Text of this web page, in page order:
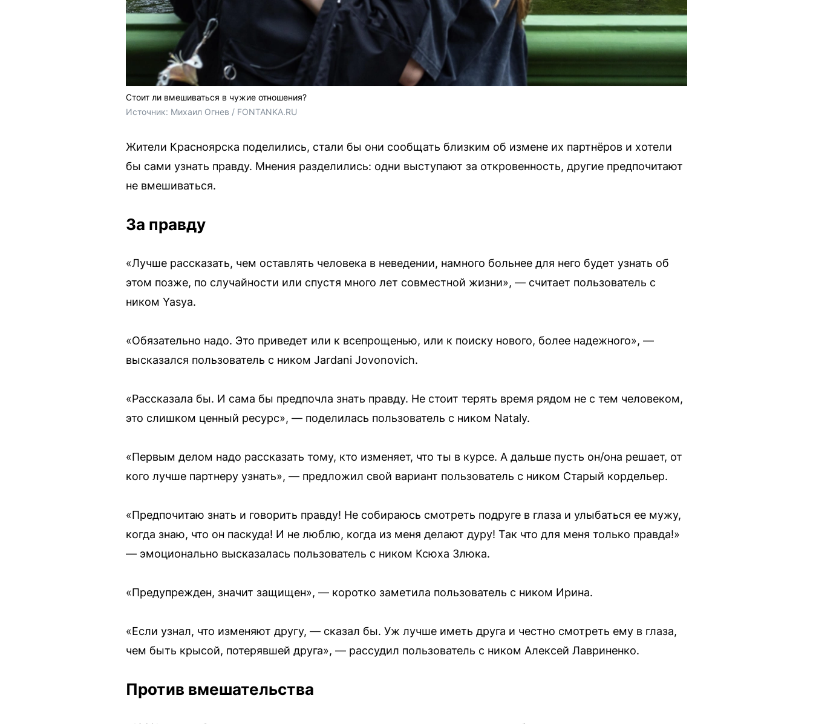
Стоит ли вмешиваться в чужие отношения?
Источник: Михаил Огнев / FONTANKA.RU
Жители Красноярска поделились, стали бы они сообщать близким об измене их партнёров и хотели
бы сами узнать правду. Мнения разделились: одни выступают за откровенность, другие предпочитают
не вмешиваться.
За правду
«Лучше рассказать, чем оставлять человека в неведении, намного больнее для него будет узнать об
этом позже, по случайности или спустя много лет совместной жизни», — считает пользователь с
ником Yasya.
«Обязательно надо. Это приведет или к всепрощенью, или к поиску нового, более надежного», —
высказался пользователь с ником Jardani Jovonovich.
«Рассказала бы. И сама бы предпочла знать правду. Не стоит терять время рядом не с тем человеком,
это слишком ценный ресурс», — поделилась пользователь с ником Nataly.
«Первым делом надо рассказать тому, кто изменяет, что ты в курсе. А дальше пусть он/она решает, от
кого лучше партнеру узнать», — предложил свой вариант пользователь с ником Старый кордельер.
«Предпочитаю знать и говорить правду! Не собираюсь смотреть подруге в глаза и улыбаться ее мужу,
когда знаю, что он паскуда! И не люблю, когда из меня делают дуру! Так что для меня только правда!»
— эмоционально высказалась пользователь с ником Ксюха Злюка.
«Предупрежден, значит защищен», — коротко заметила пользователь с ником Ирина.
«Если узнал, что изменяют другу, — сказал бы. Уж лучше иметь друга и честно смотреть ему в глаза,
чем быть крысой, потерявшей друга», — рассудил пользователь с ником Алексей Лавриненко.
Против вмешательства